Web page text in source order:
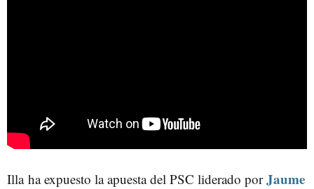
Illa ha expuesto la apuesta del PSC liderado porJaume